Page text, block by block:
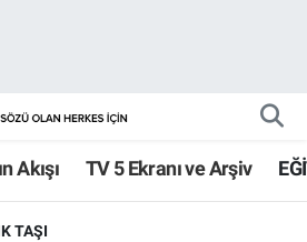
Akışı TV 5 Ekranı ve Arşiv
TAŞI